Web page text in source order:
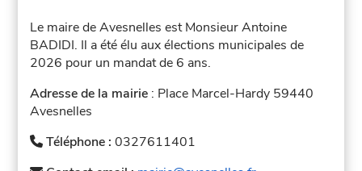
Le maire de Avesnelles est Monsieur Antoine
BADIDI. Il a été élu aux élections municipales de
2026 pour un mandat de 6 ans.
Adresse de la mairie : Place Marcel-Hardy 59440
Avesnelles
Téléphone :0327611401